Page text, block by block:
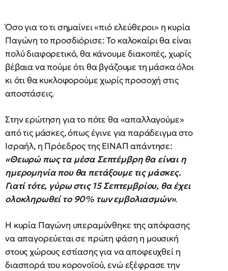
Όσο για το τι σημαίνει «πιό ελεύθεροι» η κυρία
Παγώνη το προσδιόρισε: Το καλοκαίρι θα είναι
πολύ διαφορετικό, θα κάνουμε διακοπές, χωρίς
βέβαια να πούμε ότι θα βγάζουμε τη μάσκα όλοι
κι ότι θα κυκλοφορούμε χωρίς προσοχή στις
αποστάσεις.
Στην ερώτηση για το πότε θα «απαλλαγούμε»
από τις μάσκες, όπως έγινε για παράδειγμα στο
Ισραήλ, η Πρόεδρος της ΕΙΝΑΠ απάντησε:
«Θεωρώ πως τα μέσα Σεπτέμβρη θα είναι η
ημερομηνία που θα πετάξουμε τις μάσκες.
Γιατί τότε, γύρω στις 15 Σεπτεμβρίου, θα έχει
ολοκληρωθεί το 90% των εμβολιασμών».
Η κυρία Παγώνη υπεραμύνθηκε της απόφασης
να απαγορεύεται σε πρώτη φάση η μουσική
στους χώρους εστίασης για να αποφευχθεί η
διασπορά του κορονοϊού, ενώ εξέφρασε την